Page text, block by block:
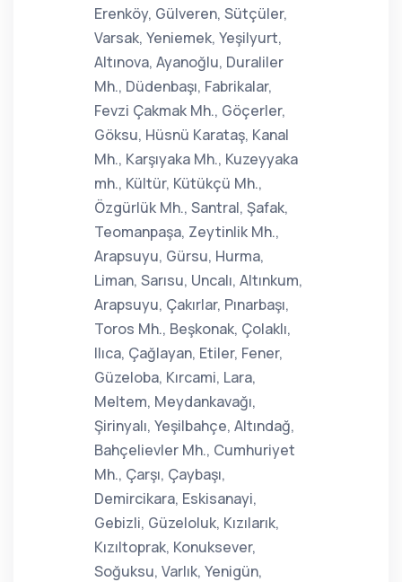
Erenköy, Gülveren, Sütçüler,
Varsak, Yeniemek, Yeşilyurt,
Altınova, Ayanoğlu, Duraliler
Mh., Düdenbaşı, Fabrikalar,
Fevzi Çakmak Mh., Göçerler,
Göksu, Hüsnü Karataş, Kanal
Mh., Karşıyaka Mh., Kuzeyyaka
mh., Kültür, Kütükçü Mh.,
Özgürlük Mh., Santral, Şafak,
Teomanpaşa, Zeytinlik Mh.,
Arapsuyu, Gürsu, Hurma,
Liman, Sarısu, Uncalı, Altınkum,
Arapsuyu, Çakırlar, Pınarbaşı,
Toros Mh., Beşkonak, Çolaklı,
Ilıca, Çağlayan, Etiler, Fener,
Güzeloba, Kırcami, Lara,
Meltem, Meydankavağı,
Şirinyalı, Yeşilbahçe, Altındağ,
Bahçelievler Mh., Cumhuriyet
Mh., Çarşı, Çaybaşı,
Demircikara, Eskisanayi,
Gebizli, Güzeloluk, Kızılarık,
Kızıltoprak, Konuksever,
Soğuksu, Varlık, Yenigün,